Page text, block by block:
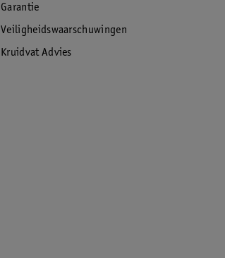
Garantie
Veiligheidswaarschuwingen
Kruidvat Advies